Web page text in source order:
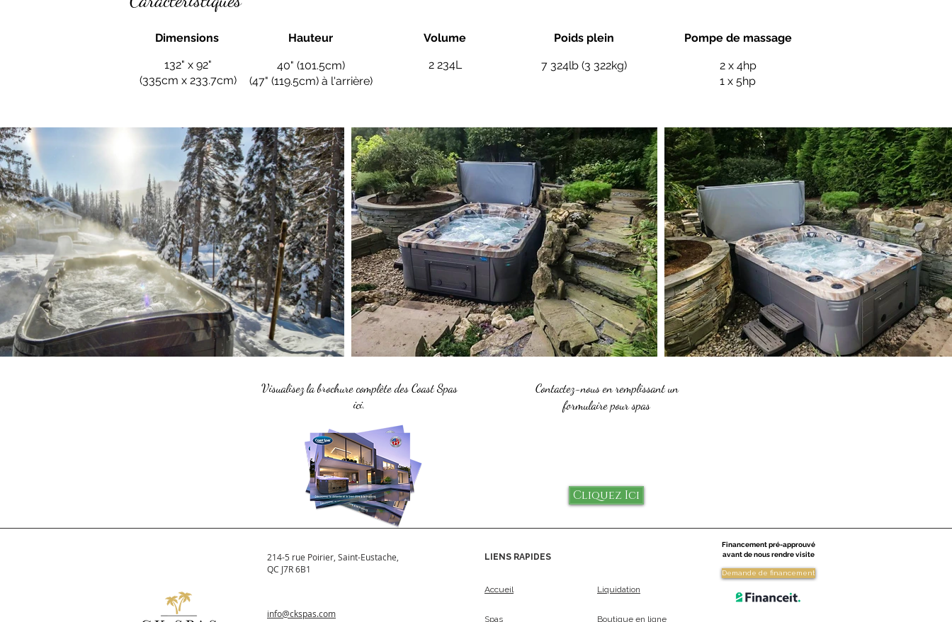
Dimensions
132" x 92"
(335cm x 233.7cm)
Hauteur
40" (101.5cm)
(47" (119.5cm) à l'arrière)
Volume
2 234L
Poids plein
7 324lb (3 322kg)
Pompe de massage
2 x 4hp
1 x 5hp
Visualisez la brochure complète des Coast Spas
ici.
Contactez-nous en remplissant un
formulaire pour spas
Cliquez Ici
214-5 rue Poirier, Saint-Eustache,
QC J7R 6B1
info@ckspas.com
LIENS RAPIDES
Accueil Liquidation
Financement pré-approuvé
avant de nous rendre visite
Demande de financement
Spas Boutique en ligne